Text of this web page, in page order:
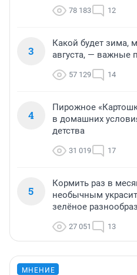
78 183 12
3
Какой будет зима,
августа, — важные
57 129 14
4
Пирожное
в домашних
детства
31 019 17
5
Кормить раз в
необычным
зелёное
27 051 13
МНЕНИЕ